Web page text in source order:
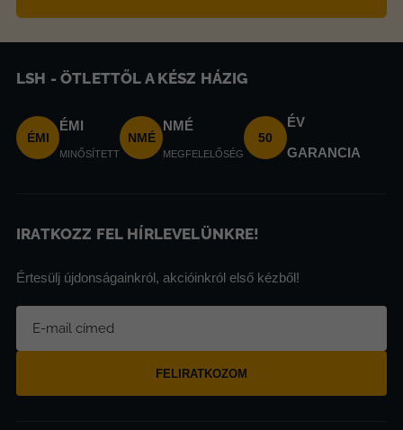
LSH - ÖTLETTŐL A KÉSZ HÁZIG
ÉMI
ÉMI
MINŐSÍTETT
NMÉ
NMÉ
MEGFELELŐSÉG
50
ÉV
GARANCIA
IRATKOZZ FEL HÍRLEVELÜNKRE!
Értesülj újdonságainkról, akcióinkról első kézből!
FELIRATKOZOM